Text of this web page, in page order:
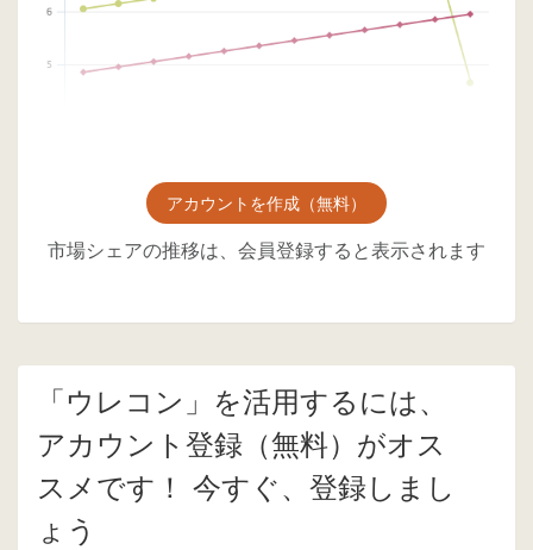
アカウントを作成（無料）
市場シェアの推移は、会員登録すると表示されます
「ウレコン」を活用するには、
アカウント登録（無料）がオス
スメです！ 今すぐ、登録しまし
ょう